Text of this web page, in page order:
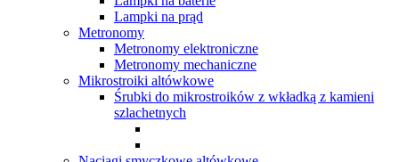
Lampki na prąd
Metronomy
Metronomy elektroniczne
Metronomy mechaniczne
Mikrostroiki altówkowe
Śrubki do mikrostroików z wkładką z kamieni
szlachetnych